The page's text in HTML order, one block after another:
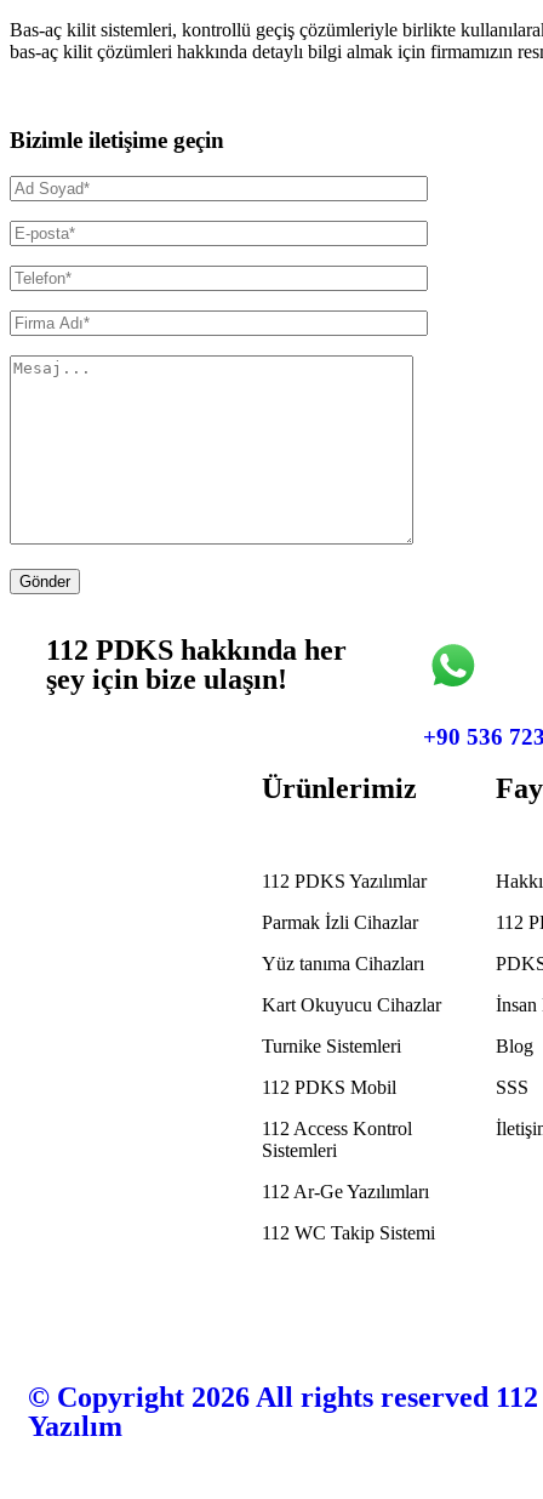
Bas-aç kilit sistemleri, kontrollü geçiş çözümleriyle birlikte
bas-aç kilit çözümleri hakkında detaylı bilgi almak için firmamızın
Bizimle iletişime geçin
112 PDKS hakkında her
şey için bize ulaşın!
+90 536
Ürünlerimiz
112 PDKS Yazılımlar
Parmak İzli Cihazlar
Yüz tanıma Cihazları
Kart Okuyucu Cihazlar
Turnike Sistemleri
112 PDKS Mobil
112 Access Kontrol
Sistemleri
112 Ar-Ge Yazılımları
112 WC Takip Sistemi
112
İnsan
Blog
SSS
© Copyright 2026 All rights reserved 112
Yazılım